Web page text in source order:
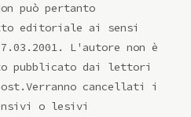
può pertanto
editoriale ai sensi
L'autore non è
pubblicato dai lettori
cancellati i
o lesivi